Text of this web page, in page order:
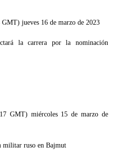
jueves 16 de marzo de 2023
GMT) miércoles 15 de marzo de